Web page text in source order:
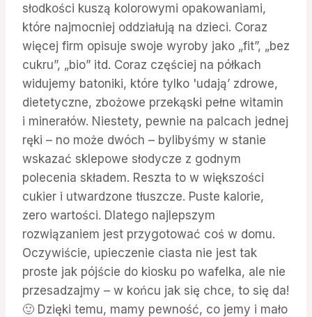
słodkości kuszą kolorowymi opakowaniami,
które najmocniej oddziałują na dzieci. Coraz
więcej firm opisuje swoje wyroby jako „fit”, „bez
cukru”, „bio” itd. Coraz częściej na półkach
widujemy batoniki, które tylko 'udają’ zdrowe,
dietetyczne, zbożowe przekąski pełne witamin
i minerałów. Niestety, pewnie na palcach jednej
ręki – no może dwóch – bylibyśmy w stanie
wskazać sklepowe słodycze z godnym
polecenia składem. Reszta to w większości
cukier i utwardzone tłuszcze. Puste kalorie,
zero wartości. Dlatego najlepszym
rozwiązaniem jest przygotować coś w domu.
Oczywiście, upieczenie ciasta nie jest tak
proste jak pójście do kiosku po wafelka, ale nie
przesadzajmy – w końcu jak się chce, to się da!
🙂 Dzięki temu, mamy pewność, co jemy i mało